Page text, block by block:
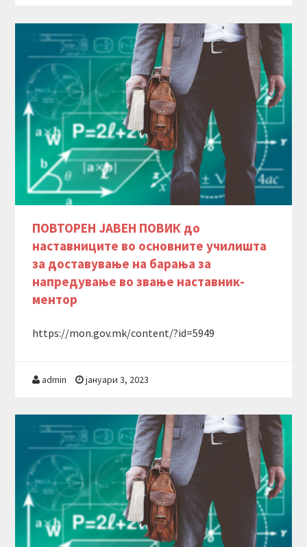
ПОВТОРЕН ЈАВЕН ПОВИК до
наставниците во основните училишта
за доставување на барања за
напредување во звање наставник-
ментор
https://mon.gov.mk/content/?id=5949
admin јануари 3, 2023